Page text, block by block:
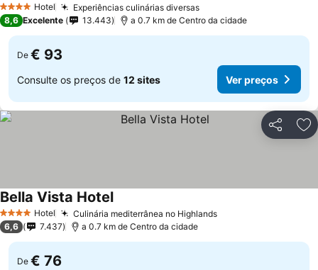
4 EstrelasHotel Experiências culinárias diversas
8,6 Excelente 13.443 a 0.7 km de Centro da cidade
De € 93
Consulte os preços de 12 sites Ver preços
Partilhar
4 EstrelasHotel Culinária mediterrânea no Highlands
Bella Vista Hotel
6,6 7.437 a 0.7 km de Centro da cidade
De € 76